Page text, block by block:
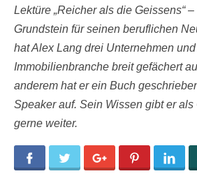
Lektüre „Reicher als die Geissens“
Grundstein für seinen beruflichen
hat Alex Lang drei Unternehmen
Immobilienbranche breit gefächert
anderem hat er ein Buch
Speaker auf. Sein Wissen gibt er
gerne weiter.
Facebook Twitter Google+ Pinterest